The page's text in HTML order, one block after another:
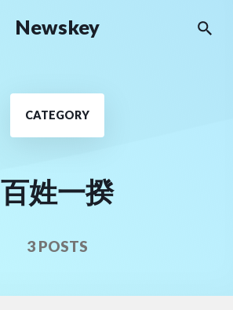
Newskey
CATEGORY
百姓一揆
3 POSTS